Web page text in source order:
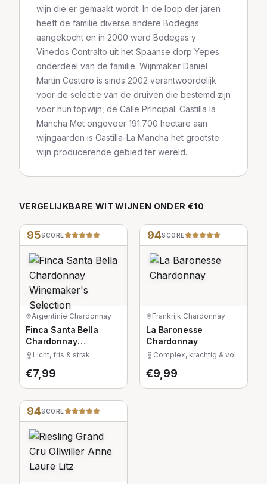
wijn die er gemaakt wordt. In de loop der jaren
heeft de familie diverse andere Bodegas
aangekocht en in 2000 werd Bodegas y
Vinedos Contralto uit het Spaanse dorp Yepes
onderdeel van de familie. Wijnmaker Daniel
Martín Cestero is sinds 2002 verantwoordelijk
voor de selectie van de druiven die bestemd zijn
voor hun topwijn, de Calle Principal. Castilla la
Mancha Met ongeveer 191.700 hectare aan
wijngaarden is Castilla-La Mancha het grootste
wijn producerende gebied ter wereld.
VERGELIJKBARE WIT WIJNEN ONDER €10
95SCORE
Argentinië·Chardonnay
Finca Santa Bella
Chardonnay
Winemaker's
Selection
Licht, fris & strak
€7,99
94SCORE
Frankrijk·Chardonnay
La Baronesse
Chardonnay
Complex, krachtig & vol
€9,99
94SCORE